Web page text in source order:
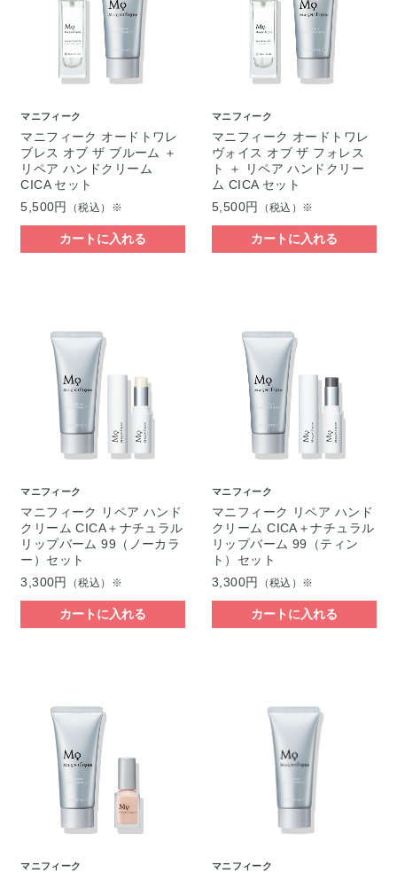
マニフィーク
マニフィーク オードトワレ
ブレス オブ ザ ブルーム ＋
リペア ハンドクリーム
CICA セット
5,500円
（税込）※
カートに入れる
マニフィーク
マニフィーク オードトワレ
ヴォイス オブ ザ フォレス
ト ＋ リペア ハンドクリー
ム CICA セット
5,500円
（税込）※
カートに入れる
マニフィーク
マニフィーク リペア ハンド
クリーム CICA＋ナチュラル
リップバーム 99（ノーカラ
ー）セット
3,300円
（税込）※
カートに入れる
マニフィーク
マニフィーク リペア ハンド
クリーム CICA＋ナチュラル
リップバーム 99（ティン
ト）セット
3,300円
（税込）※
カートに入れる
マニフィーク マニフィーク